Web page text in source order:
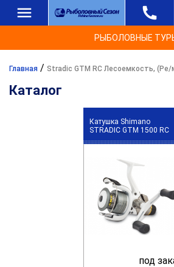
РЫБОЛОВНЫЕ
Главная / Stradic GTM RC Лесоемкость, (Ре/
Каталог
Катушка Shimano
STRADIC GTM 1500 RC
под